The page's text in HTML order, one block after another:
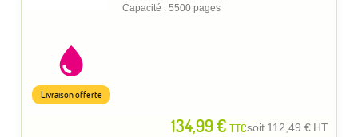
Capacité : 5500 pages
134,99 € TTCsoit 112,49 € HT
Livraison offerte